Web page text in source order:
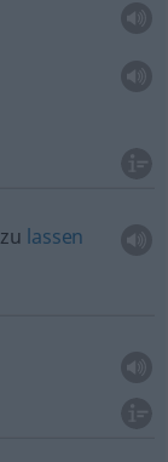
zu lassen